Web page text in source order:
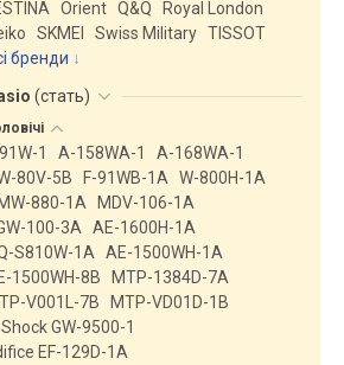
Orient Q&Q
Royal London
SKMEI Swiss Military TISSOT
бренди
(стать)
1 A-158WA-1
A-168WA-1
80V-5B
F-91WB-1A
W-800H-1A
880-1A
MDV-106-1A
100-3A
AE-1600H-1A
S810W-1A
AE-1500WH-1A
1500WH-8B
MTP-1384D-7A
V001L-7B
MTP-VD01D-1B
GW-9500-1
EF-129D-1A